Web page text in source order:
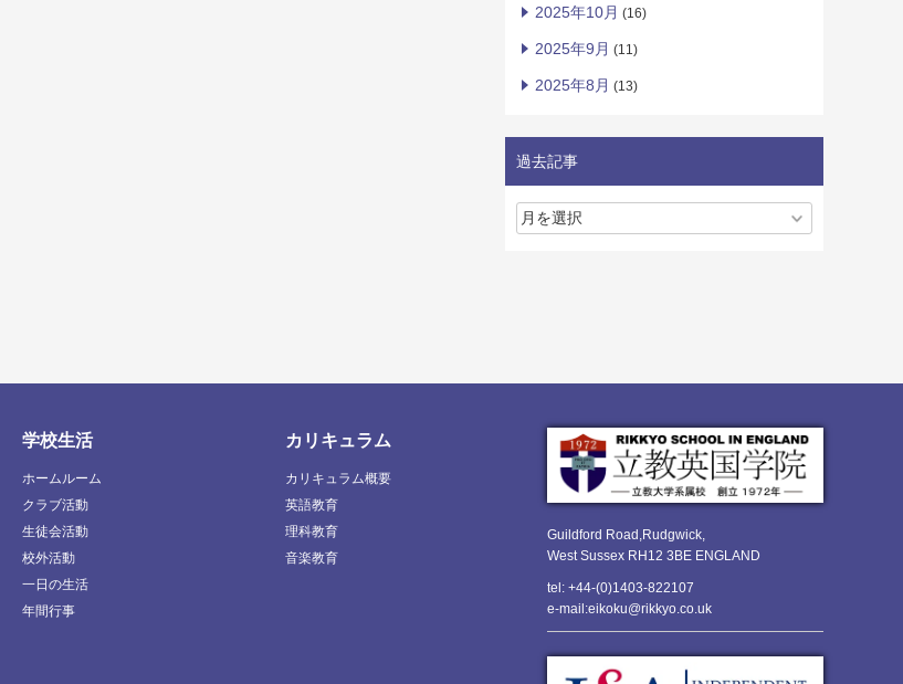
2025年10月 (16)
2025年9月 (11)
2025年8月 (13)
過去記事
Guildford Road,Rudgwick,
West Sussex RH12 3BE ENGLAND
tel: +44-(0)1403-822107
e-mail:eikoku@rikkyo.co.uk
学校生活
ホームルーム
クラブ活動
生徒会活動
校外活動
一日の生活
年間行事
カリキュラム
カリキュラム概要
英語教育
理科教育
音楽教育